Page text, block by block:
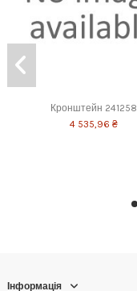
Кронштейн 241258
4 535,96 ₴
Інформація